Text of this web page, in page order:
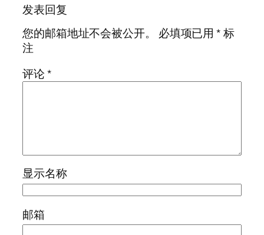
发表回复
您的邮箱地址不会被公开。
必填项已用*标
注
评论*
显示名称
邮箱